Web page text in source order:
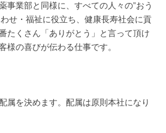
事業部と同様に、すべての人々の”おう
せ・福祉に役立ち、健康長寿社会に貢
たくさん「ありがとう」と言って頂け
様の喜びが伝わる仕事です。
属を決めます。配属は原則本社になり